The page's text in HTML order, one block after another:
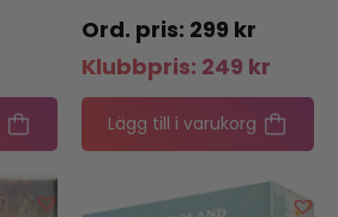
299 kr
Klubbpris: 249 kr
Lägg till i varukorg